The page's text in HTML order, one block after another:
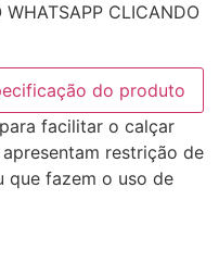
WHATSAPP CLICANDO
do produto
facilitar o calçar
restrição de
que fazem o uso de